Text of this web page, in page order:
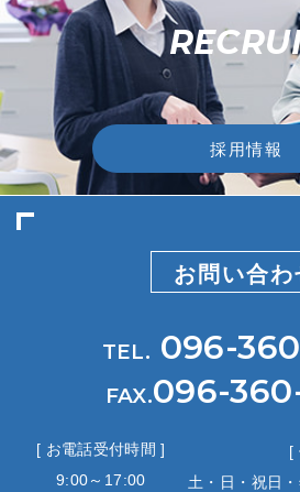
採用情報
お問い合わ
TEL. 096-
FAX.096-
[ お電話受付時間 ]
9:00～17:00
[
土・日・祝日